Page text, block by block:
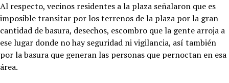
Al respecto, vecinos residentes a la plaza señalaron que es
imposible transitar por los terrenos de la plaza por la gran
cantidad de basura, desechos, escombro que la gente arroja a
ese lugar donde no hay seguridad ni vigilancia, así también
por la basura que generan las personas que pernoctan en esa
área.